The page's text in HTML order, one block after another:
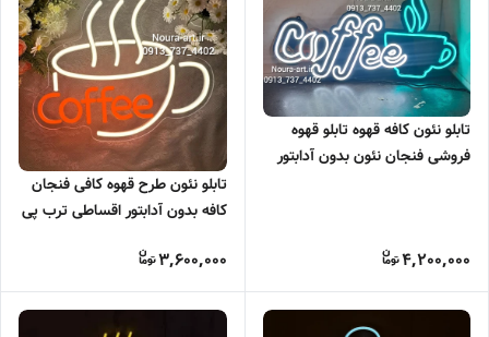
تابلو نئون کافه قهوه تابلو قهوه
فروشی فنجان نئون بدون آدابتور
4,200,000
تابلو نئون طرح قهوه کافی فنجان
کافه بدون آدابتور اقساطی ترب پی
3,600,000